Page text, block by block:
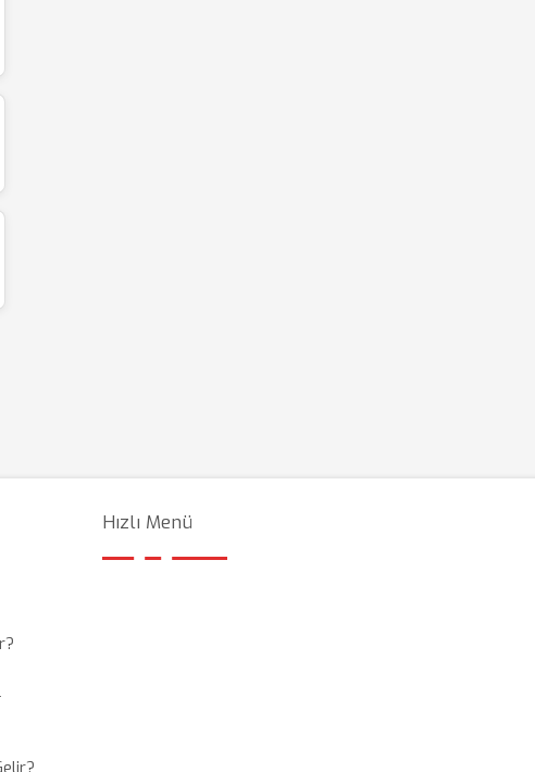
Hızlı Menü